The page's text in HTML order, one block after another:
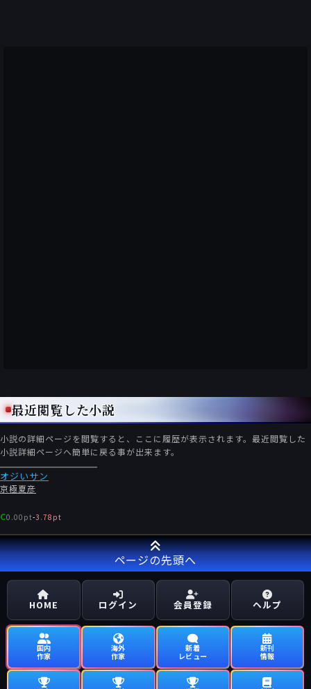
最近閲覧した小説
小説の詳細ページを閲覧すると、ここに履歴が表示されます。最近閲覧した
小説詳細ページへ簡単に戻る事が出来ます。
オジいサン
京極夏彦
C0.00pt-3.78pt
ページの先頭へ
HOME ログイン 会員登録 ヘルプ
国内
作家
海外
作家
新着
レビュー
新刊
情報